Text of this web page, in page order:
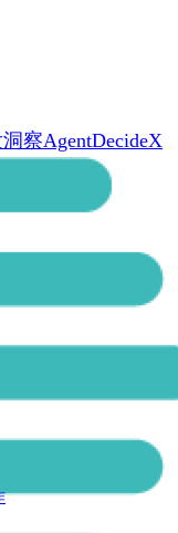
洞察AgentDecideX